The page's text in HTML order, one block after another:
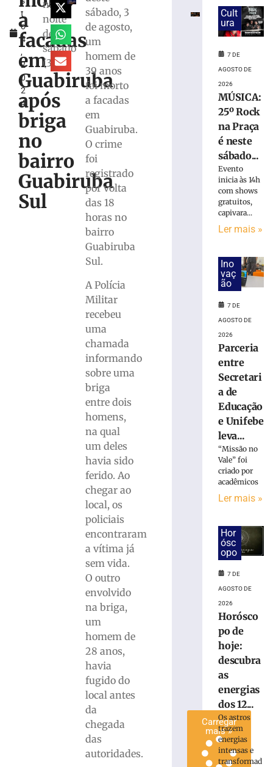
t
o
4
,
2
0
2
4
a
facadas
em
Guabiruba
após
briga
no
bairro
Guabiruba
Sul
na
noite
deste
sábado
(3)
sábado, 3
de agosto,
um
homem de
39 anos
foi morto
a facadas
em
Guabiruba.
O crime
foi
registrado
por volta
das 18
horas no
bairro
Guabiruba
Sul.
A Polícia
Militar
recebeu
uma
chamada
informando
sobre uma
briga
entre dois
homens,
na qual
um deles
havia sido
ferido. Ao
chegar ao
local, os
policiais
encontraram
a vítima já
sem vida.
O outro
envolvido
na briga,
um
homem de
28 anos,
havia
fugido do
local antes
da
chegada
das
autoridades.
mobiliza
GTB
Princípio
incêndio
mobiliza
Bombeiros,
Brusque
Trabalhador
terceirizado
queda
Centro
Administrativo
Havan
Brusque
Carregar
mais »
Cult
ura
7 DE
AGOSTO DE
2026
MÚSICA:
25º Rock
na Praça
é neste
sábado...
Evento
inicia às 14h
com shows
gratuitos,
capivara...
Ler mais »
Ino
vaç
ão
7 DE
AGOSTO DE
2026
Parceria
entre
Secretari
a de
Educação
e Unifebe
leva...
“Missão no
Vale” foi
criado por
acadêmicos
Ler mais »
Hor
ósc
opo
7 DE
AGOSTO DE
2026
Horósco
po de
hoje:
descubra
as
energias
dos 12...
Os astros
trazem
energias
intensas e
transformad